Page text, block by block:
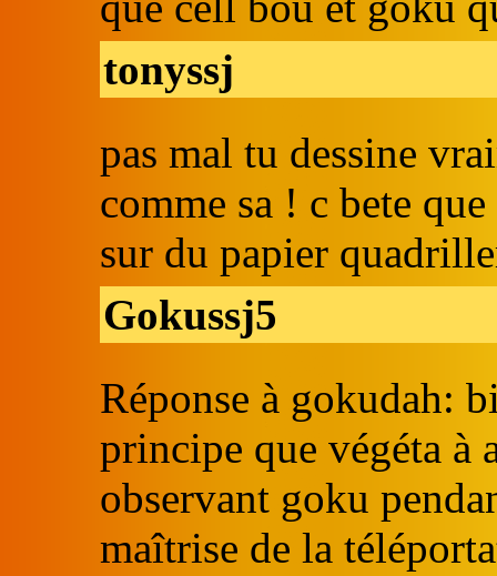
tonyssj
pas mal tu dessine
comme sa ! c bete
sur du papier
Gokussj5
Réponse à gokudah:
principe que végéta à
observant goku
maîtrise de la